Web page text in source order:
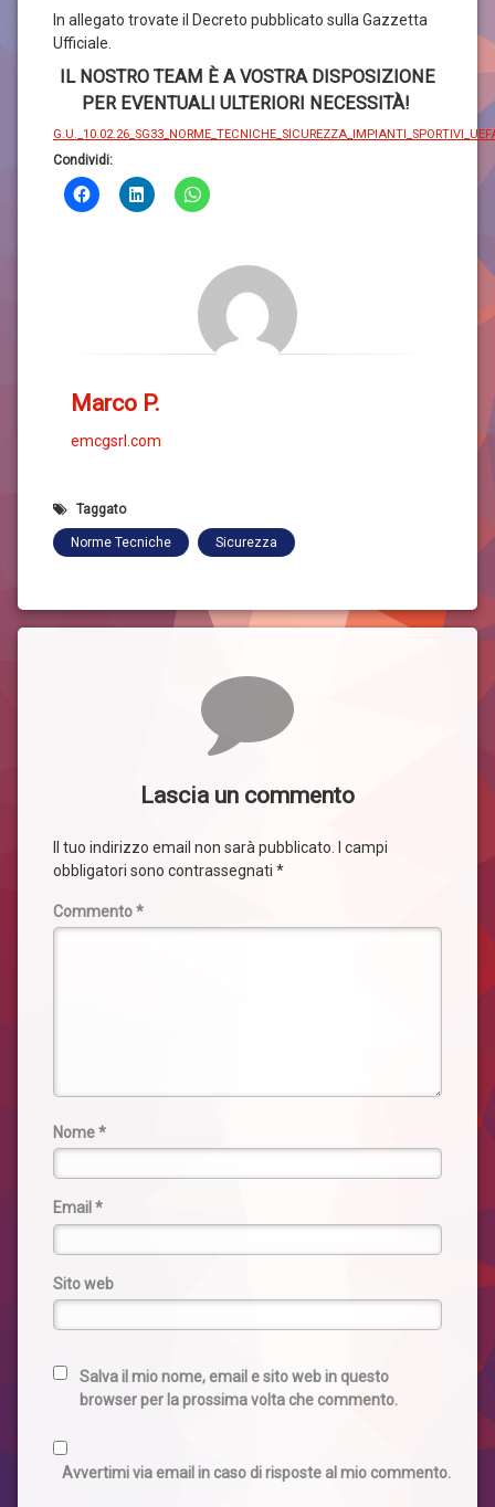
In allegato trovate il Decreto pubblicato sulla Gazzetta
Ufficiale.
IL NOSTRO TEAM È A VOSTRA DISPOSIZIONE
PER EVENTUALI ULTERIORI NECESSITÀ!
Condividi:
Marco P.
emcgsrl.com
Taggato
Norme Tecniche Sicurezza
Lascia un commento
Il tuo indirizzo email non sarà pubblicato.
I campi
obbligatori sono contrassegnati *
Commento*
Nome*
Email *
Sito web
Salva il mio nome, email e sito web in questo
browser per la prossima volta che commento.
Avvertimi via email in caso di risposte al mio commento.